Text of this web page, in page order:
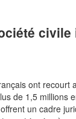
ont
de 1,5 millions
offrent un cadre